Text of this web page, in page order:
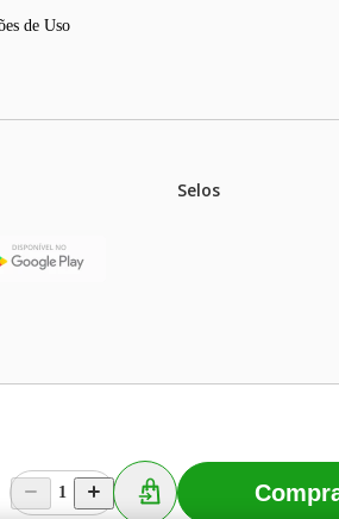
1
de Uso
Selos
na rede de lojas físicas.
prévio. Fast Shop S. A. CNPJ:
Selecionar os Cookies